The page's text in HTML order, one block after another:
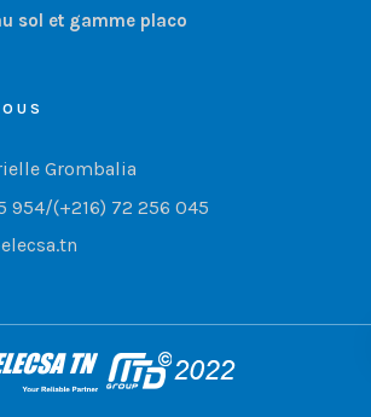
sol et gamme placo
Grombalia
954/(+216) 72 256 045